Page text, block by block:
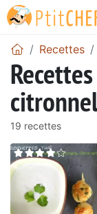
Recettes
19 recettes